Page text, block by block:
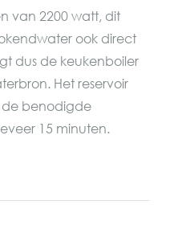
van 2200 watt, dit
ook direct
dus de keukenboiler
Het reservoir
de benodigde
15 minuten.